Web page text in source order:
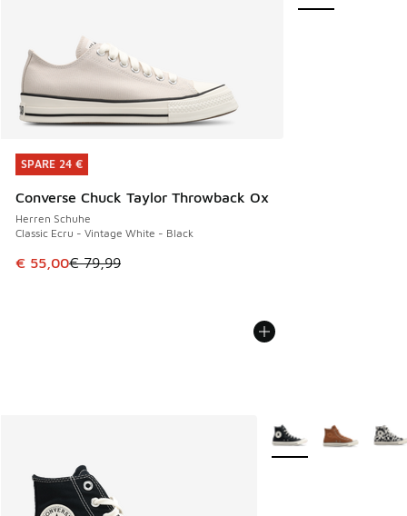
SPARE 24 €
Converse Chuck Taylor Throwback Ox
Herren Schuhe
Classic Ecru - Vintage White - Black
Dieser Artikel ist im Sale. Der Preis ist von € 79,99 auf €
€ 55,00€ 79,99
SPARE 24 €
Weitere Farben